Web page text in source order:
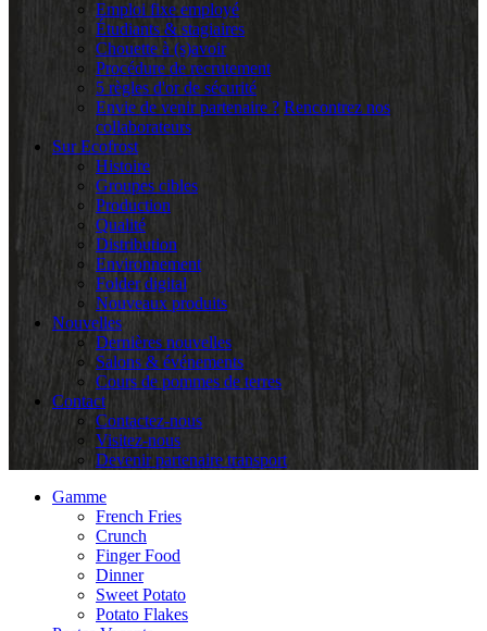
Emploi fixe employé
Étudiants & stagiaires
Chouette à (s)avoir
Procédure de recrutement
5 règles d'or de sécurité
Envie de venir partenaire ? Rencontrez nos
collaborateurs
Sur Ecofrost
Histoire
Groupes cibles
Production
Qualité
Distribution
Environnement
Folder digital
Nouveaux produits
Nouvelles
Dernières nouvelles
Salons & événements
Cours de pommes de terres
Contact
Contactez-nous
Visitez-nous
Devenir partenaire transport
Gamme
French Fries
Crunch
Finger Food
Dinner
Sweet Potato
Potato Flakes